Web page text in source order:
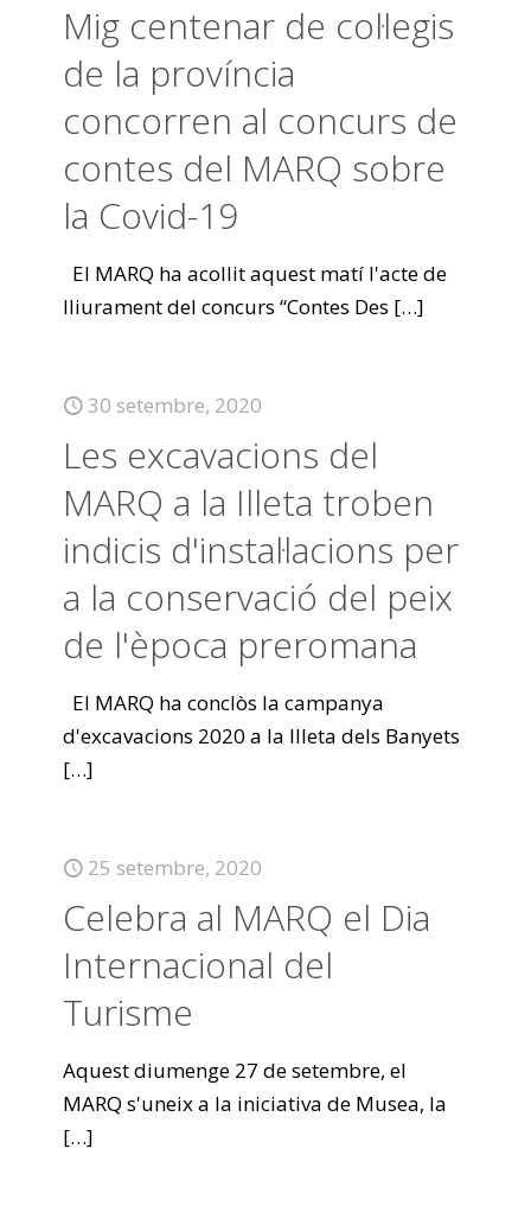
Mig centenar de col·legis
de la província
concorren al concurs de
contes del MARQ sobre
la Covid-19
El MARQ ha acollit aquest matí l'acte de
lliurament del concurs “Contes Des […]
30 setembre, 2020
Les excavacions del
MARQ a la Illeta troben
indicis d'instal·lacions per
a la conservació del peix
de l'època preromana
El MARQ ha conclòs la campanya
d'excavacions 2020 a la Illeta dels Banyets
[…]
25 setembre, 2020
Celebra al MARQ el Dia
Internacional del
Turisme
Aquest diumenge 27 de setembre, el
MARQ s'uneix a la iniciativa de Musea, la
[…]